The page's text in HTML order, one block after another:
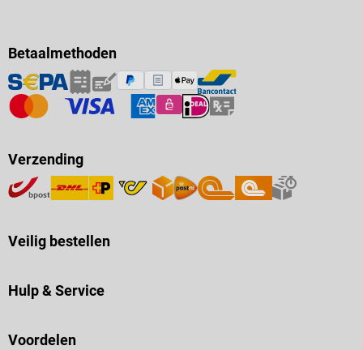
Betaalmethoden
Verzending
Veilig bestellen
Hulp & Service
Voordelen